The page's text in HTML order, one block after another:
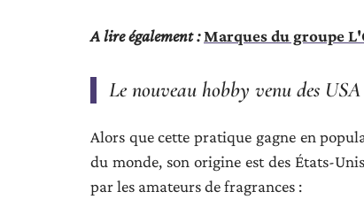
A lire également :Marques du groupe
Le nouveau hobby venu des
Alors que cette pratique gagne en
du monde, son origine est des États-
par les amateurs de fragrances :